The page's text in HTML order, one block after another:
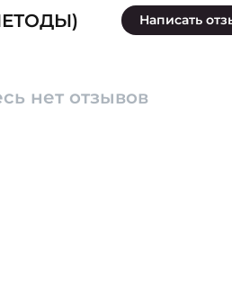
Написать
нет отзывов